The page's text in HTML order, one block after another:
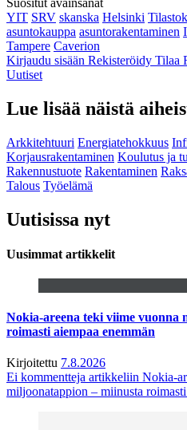
Suositut avainsanat
YIT SRV skanska Helsinki
asuntokauppa asuntorakentaminen
Tampere Caverion
Kirjaudu sisään Rekisteröidy Tilaa
Uutiset
Lue lisää näistä
Arkkitehtuuri Energiatehokkuus
Korjausrakentaminen Koulutus ja
Rakennustuote Rakentaminen
Talous Työelämä
Uutisissa nyt
Uusimmat artikkelit
Nokia-areena teki viime vuonna
roimasti aiempaa enemmän
Kirjoitettu 7.8.2026
Ei kommentteja artikkeliin Nokia-
miljoonatappion – miinusta roimasti